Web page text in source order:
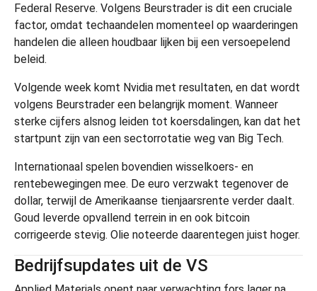
Federal Reserve. Volgens Beurstrader is dit een cruciale
factor, omdat techaandelen momenteel op waarderingen
handelen die alleen houdbaar lijken bij een versoepelend
beleid.
Volgende week komt Nvidia met resultaten, en dat wordt
volgens Beurstrader een belangrijk moment. Wanneer
sterke cijfers alsnog leiden tot koersdalingen, kan dat het
startpunt zijn van een sectorrotatie weg van Big Tech.
Internationaal spelen bovendien wisselkoers- en
rentebewegingen mee. De euro verzwakt tegenover de
dollar, terwijl de Amerikaanse tienjaarsrente verder daalt.
Goud leverde opvallend terrein in en ook bitcoin
corrigeerde stevig. Olie noteerde daarentegen juist hoger.
Bedrijfsupdates uit de VS